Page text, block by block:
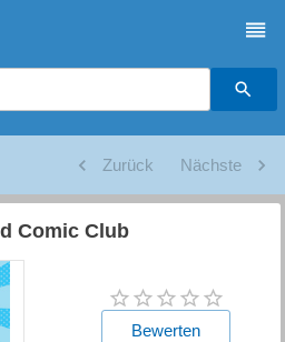
Zurück Nächste
Comic Club
Bewerten